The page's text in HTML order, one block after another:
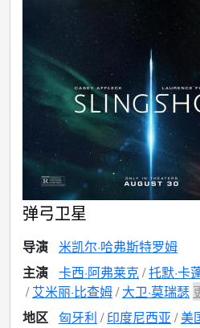
弹弓卫星
导演
米凯尔·哈弗斯特罗姆
主演 卡西·阿弗莱克 托默·卡
艾米丽·比查姆 大卫·莫瑞瑟
地区 匈牙利 印度尼西亚 美